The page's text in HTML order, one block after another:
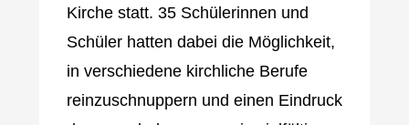
Kirche statt. 35 Schülerinnen und
Schüler hatten dabei die Möglichkeit,
in verschiedene kirchliche Berufe
reinzuschnuppern und einen Eindruck